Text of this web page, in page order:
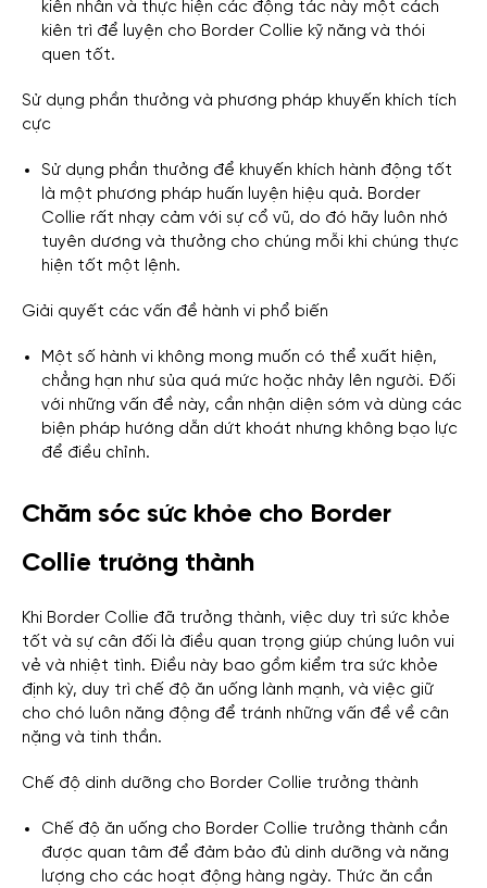
kiên nhẫn và thực hiện các động tác này một cách
kiên trì để luyện cho Border Collie kỹ năng và thói
quen tốt.
Sử dụng phần thưởng và phương pháp khuyến khích tích
cực
Sử dụng phần thưởng để khuyến khích hành động tốt
là một phương pháp huấn luyện hiệu quả. Border
Collie rất nhạy cảm với sự cổ vũ, do đó hãy luôn nhớ
tuyên dương và thưởng cho chúng mỗi khi chúng thực
hiện tốt một lệnh.
Giải quyết các vấn đề hành vi phổ biến
Một số hành vi không mong muốn có thể xuất hiện,
chẳng hạn như sủa quá mức hoặc nhảy lên người. Đối
với những vấn đề này, cần nhận diện sớm và dùng các
biện pháp hướng dẫn dứt khoát nhưng không bạo lực
để điều chỉnh.
Chăm sóc sức khỏe cho Border
Collie trưởng thành
Khi Border Collie đã trưởng thành, việc duy trì sức khỏe
tốt và sự cân đối là điều quan trọng giúp chúng luôn vui
vẻ và nhiệt tình. Điều này bao gồm kiểm tra sức khỏe
định kỳ, duy trì chế độ ăn uống lành mạnh, và việc giữ
cho chó luôn năng động để tránh những vấn đề về cân
nặng và tinh thần.
Chế độ dinh dưỡng cho Border Collie trưởng thành
Chế độ ăn uống cho Border Collie trưởng thành cần
được quan tâm để đảm bảo đủ dinh dưỡng và năng
lượng cho các hoạt động hàng ngày. Thức ăn cần